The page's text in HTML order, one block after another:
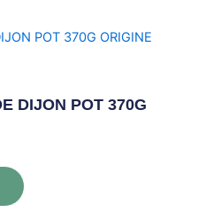
DIJON POT 370G